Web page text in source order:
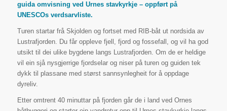
guida omvisning ved Urnes stavkyrkje – oppført på
UNESCOs verdsarvliste.
Turen startar frå Skjolden og fortset med RIB-båt ut nordsida av
Lustrafjorden. Du får oppleve fjell, fjord og fossefall, og vil ha god
utsikt til dei ulike bygdene langs Lustrafjorden. Om de er heldige
vil ein sjå nysgjerrige fjordselar og niser på turen og guiden tek
dykk til plassane med størst sannsynlegheit for å oppdage
dyreliv.
Etter omtrent 40 minuttar på fjorden går de i land ved Ornes